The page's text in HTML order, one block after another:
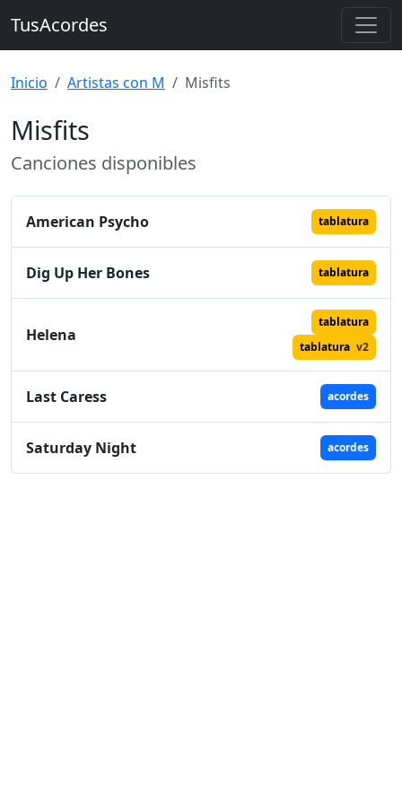
TusAcordes
Inicio Artistas con M Misfits
Misfits
Canciones disponibles
American Psycho tablatura
Dig Up Her Bones tablatura
Helena
tablatura
tablatura v2
Last Caress acordes
Saturday Night acordes